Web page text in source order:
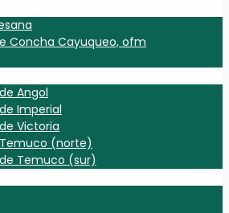
Concha Cayuqueo, ofm
Angol
Imperial
Victoria
(norte)
Temuco (sur)